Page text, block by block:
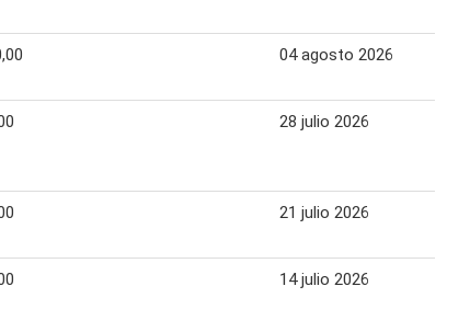
04 agosto 2026
28 julio 2026
21 julio 2026
14 julio 2026